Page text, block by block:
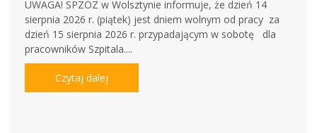
UWAGA! SPZOZ w Wolsztynie informuje, że dzień 14
sierpnia 2026 r. (piątek) jest dniem wolnym od pracy za
dzień 15 sierpnia 2026 r. przypadającym w sobotę dla
pracowników Szpitala....
Czytaj dalej